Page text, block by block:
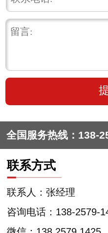
全国服务热线： 138-
联系方式
咨询电话：138-2579-
联系人：张经理